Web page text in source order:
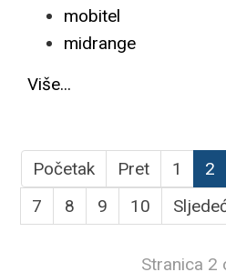
mobitel
midrange
Više...
Početak Pret 1 2
7
8 9 10
Stranica 2